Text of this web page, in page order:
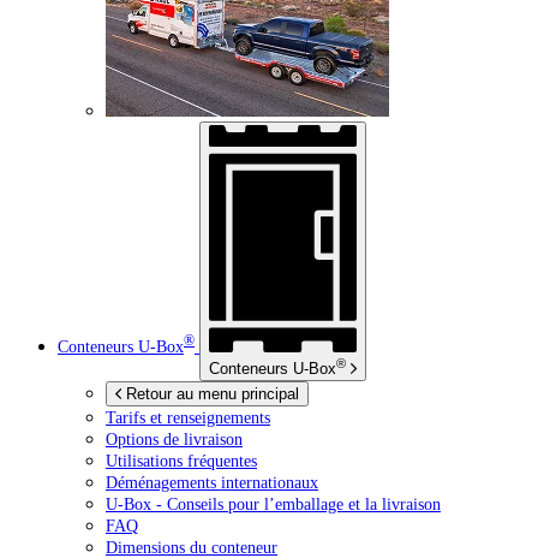
Conteneurs U-Box®
Conteneurs U-Box®
Retour au menu principal
Tarifs et renseignements
Options de livraison
Utilisations fréquentes
Déménagements internationaux
U-Box - Conseils pour l’emballage et la livraison
FAQ
Dimensions du conteneur